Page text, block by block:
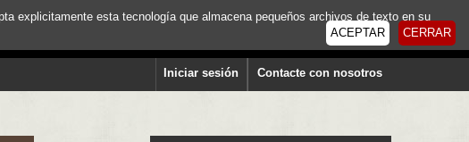
Contacte con nosotros
Iniciar sesión
explicitamente esta tecnología que almacena pequeños archivos de texto en su
CERRAR
ACEPTAR